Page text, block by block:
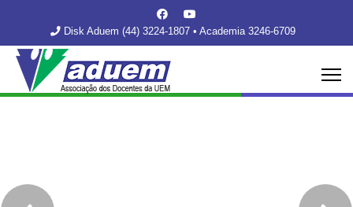
Disk Aduem (44) 3224-1807 • Academia 3246-6709